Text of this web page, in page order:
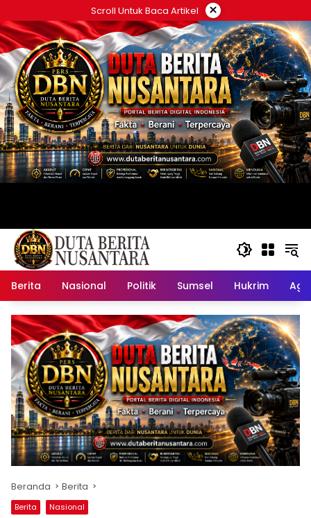
ke
konten
Scroll Untuk Baca Artikel ×
Berita Nasional Politik Sumsel Hukrim
Beranda Berita
Berita Nasional